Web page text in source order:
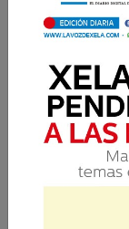
Lee el
martes
Ediciones